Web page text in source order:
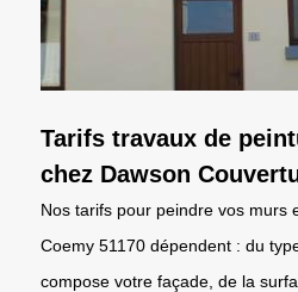
Tarifs travaux de
chez Dawson
Nos tarifs pour peindre vos murs
Coemy 51170 dépendent : du
compose votre façade, de la